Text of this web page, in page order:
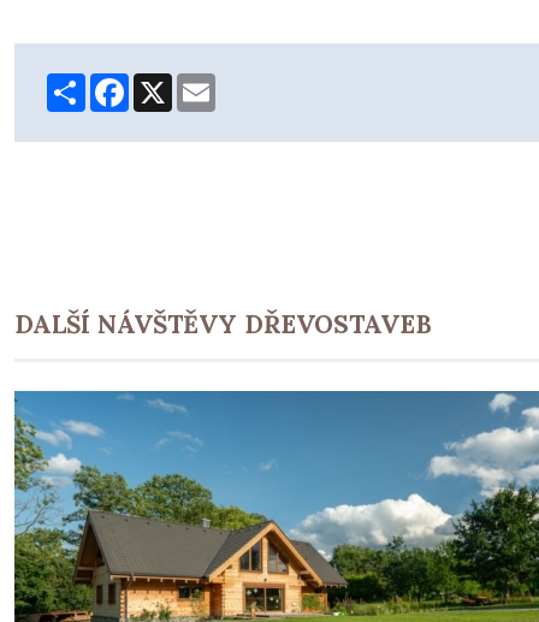
ShareFacebook
X
DALŠÍ NÁVŠTĚVY DŘEVOSTAVEB